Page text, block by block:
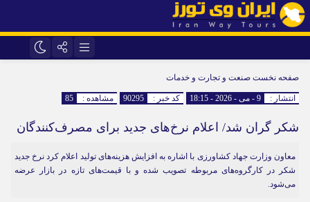
صفحه نخست صنعت و تجارت و خدمات
انتشار : 9 - می - 2026 - 18:15 کد خبر : 90295 مشاهده : 85
شکر گران شد/ اعلام نرخ‌های جدید برای مصرف‌کنندگان
معاون وزارت جهاد کشاورزی با اشاره به افزایش هزینه‌های تولید اعلام کرد نرخ جدید
شکر در کارگروه‌های مربوطه تصویب شده و با قیمت‌های تازه در بازار عرضه
می‌شود.